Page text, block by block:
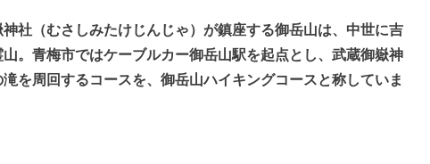
社（むさしみたけじんじゃ）が鎮座する御岳山は、中世に吉
。青梅市ではケーブルカー御岳山駅を起点とし、武蔵御嶽神
を周回するコースを、御岳山ハイキングコースと称していま